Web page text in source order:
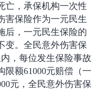
亡，承保机构一次性
害保险作为一元民生
后，一元民生保险的
变。全民意外伤害保
，每位发生保险事故
限额61000元赔偿（一
元，全民意外伤害保